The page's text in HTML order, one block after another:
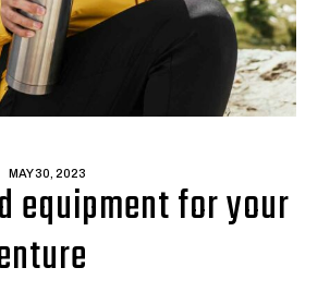
MAY 30, 2023
equipment for your